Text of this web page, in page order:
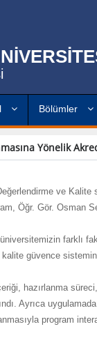
Bölümler
Yönelik
ve Kalite
Öğr. Gör. Osman
farklı
güvence
hazırlanma
Ayrıca
program